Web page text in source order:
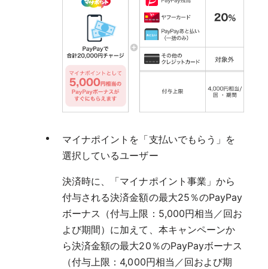
マイナポイントを「支払いでもらう」を
選択しているユーザー
決済時に、「マイナポイント事業」から
付与される決済金額の最大25％のPayPay
ボーナス（付与上限：5,000円相当／回お
よび期間）に加えて、本キャンペーンか
ら決済金額の最大20％のPayPayボーナス
（付与上限：4,000円相当／回および期